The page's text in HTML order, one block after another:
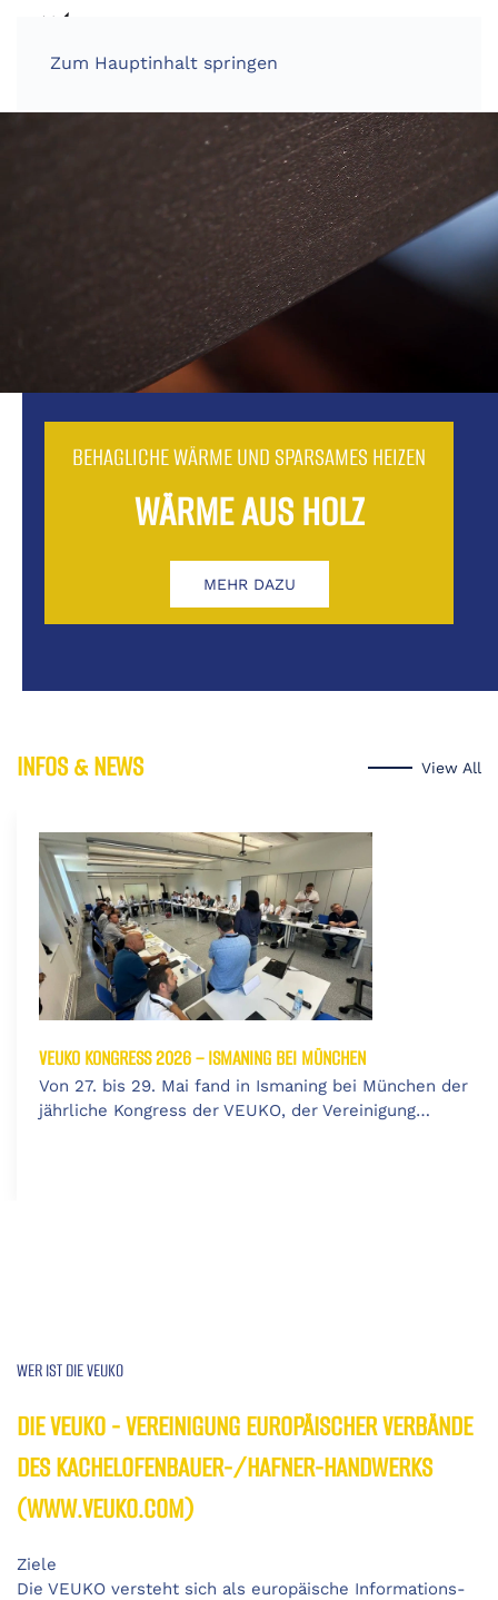
Zum Hauptinhalt springen
BEHAGLICHE WÄRME UND SPARSAMES HEIZEN
WÄRME AUS HOLZ
MEHR DAZU
INFOS & NEWS View All
VEUKO KONGRESS 2026 – ISMANING BEI MÜNCHEN
Von 27. bis 29. Mai fand in Ismaning bei München der
jährliche Kongress der VEUKO, der Vereinigung…
WER IST DIE VEUKO
DIE VEUKO - VEREINIGUNG EUROPÄISCHER VERBÄNDE
DES KACHELOFENBAUER-/HAFNER-HANDWERKS
(WWW.VEUKO.COM)
Ziele
Die VEUKO versteht sich als europäische Informations-